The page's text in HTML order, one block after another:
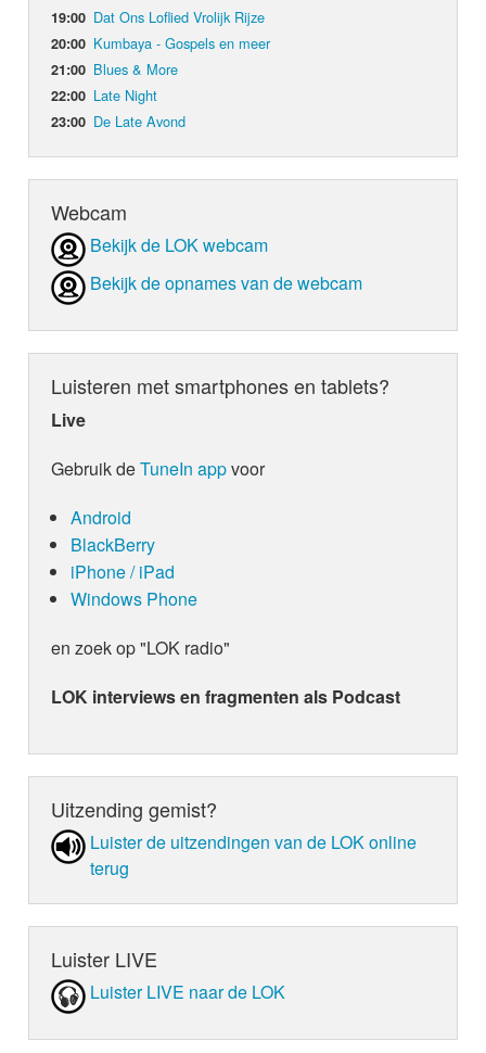
19:00 Dat Ons Loflied Vrolijk Rijze
20:00 Kumbaya - Gospels en meer
21:00 Blues & More
22:00 Late Night
23:00 De Late Avond
Webcam
Bekijk de LOK webcam
Bekijk de opnames van de webcam
Luisteren met smartphones en tablets?
Live
Gebruik deTuneIn appvoor
Android
BlackBerry
iPhone / iPad
Windows Phone
en zoek op "LOK radio"
LOK interviews en fragmenten als Podcast
Uitzending gemist?
Luister de uit­zen­din­gen van de LOK online
terug
Luister LIVE
Luister LIVE naar de LOK